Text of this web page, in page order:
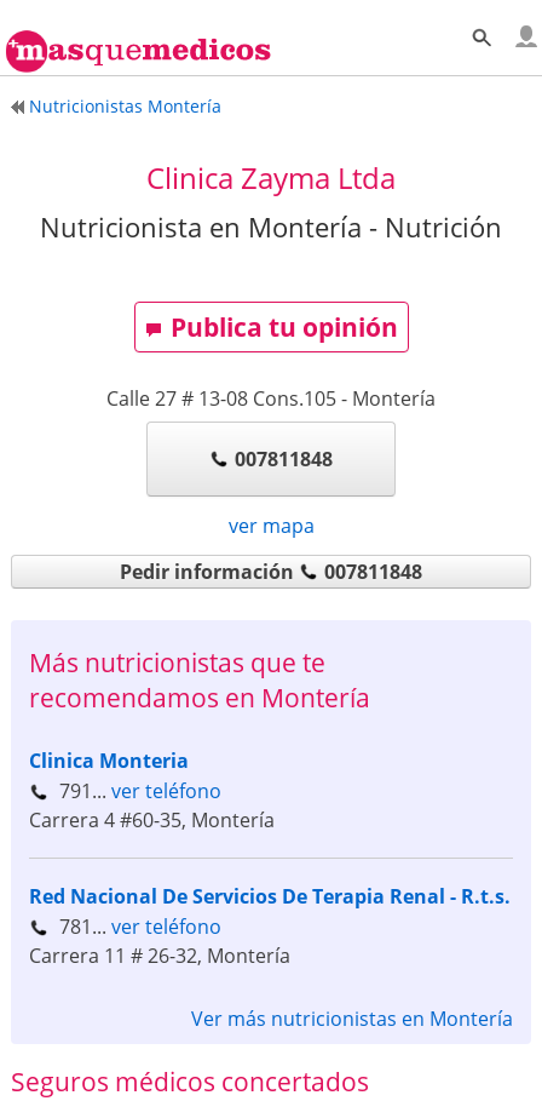
Nutricionistas Montería
Clinica Zayma Ltda
Nutricionista en Montería - Nutrición
Publica tu opinión
Calle 27 # 13-08 Cons.105- Montería
007811848
ver mapa
Pedir información
007811848
Más nutricionistas que te
recomendamos en Montería
Clinica Monteria
791... ver teléfono
Carrera 4 #60-35, Montería
Red Nacional De Servicios De Terapia Renal - R.t.s.
781... ver teléfono
Carrera 11 # 26-32, Montería
Ver más nutricionistas en Montería
Seguros médicos concertados